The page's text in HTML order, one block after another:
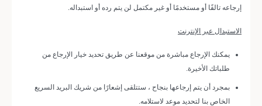
إرجاعه تالفًا أو مستخدمًا أو غير مكتمل لن يتم رده أو استبداله.
الاستبدال عبر الإنترنت
يمكنك الإرجاع مباشرة من موقعنا عن طريق تحديد خيار الإرجاع من
طلباتك الأخيرة.
بمجرد أن يتم إرجاعها بنجاح ، ستتلقى إشعارًا من شريك البريد السريع
الخاص بنا لتحديد موعد لاستلامه.